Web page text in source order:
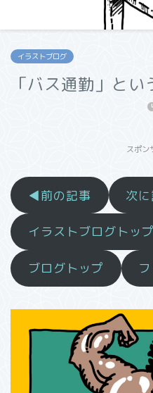
イラストブログ
「バス通勤」とい
スポン
◀前の記事 次
イラストブログトップ
ブログトップ